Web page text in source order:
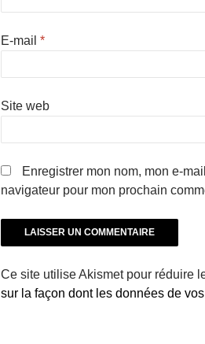
E-mail *
Site web
Enregistrer mon nom, mon e-
navigateur pour mon prochain
Ce site utilise Akismet pour réduire
sur la façon dont les données de